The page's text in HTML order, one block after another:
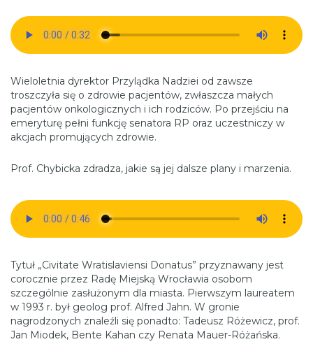
Wieloletnia dyrektor Przylądka Nadziei od zawsze
troszczyła się o zdrowie pacjentów, zwłaszcza małych
pacjentów onkologicznych i ich rodziców. Po przejściu na
emeryturę pełni funkcję senatora RP oraz uczestniczy w
akcjach promujących zdrowie.
Prof. Chybicka zdradza, jakie są jej dalsze plany i marzenia.
Tytuł „Civitate Wratislaviensi Donatus” przyznawany jest
corocznie przez Radę Miejską Wrocławia osobom
szczególnie zasłużonym dla miasta. Pierwszym laureatem
w 1993 r. był geolog prof. Alfred Jahn. W gronie
nagrodzonych znaleźli się ponadto: Tadeusz Różewicz, prof.
Jan Miodek, Bente Kahan czy Renata Mauer-Różańska.